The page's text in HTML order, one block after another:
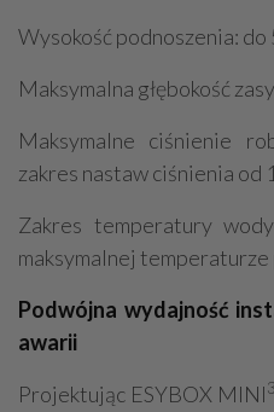
Wysokość podnoszenia: do
Maksymalna głębokość
Maksymalne ciśnienie
zakres nastaw ciśnienia od
Zakres temperatury
maksymalnej
Podwójna wydajność
awarii
Projektując ESYBOX MINI3